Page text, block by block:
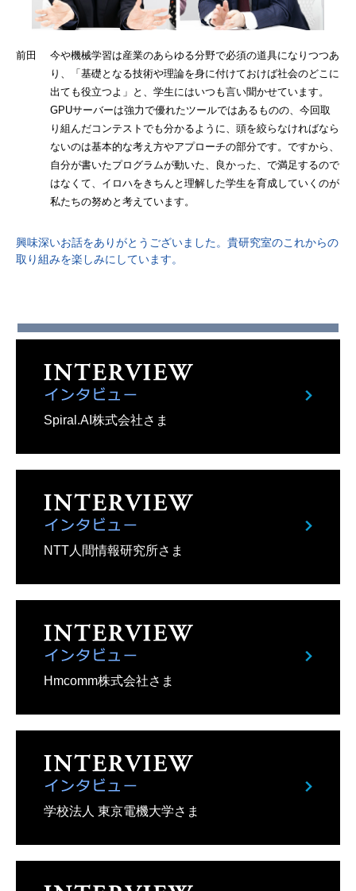
前田 今や機械学習は産業のあらゆる分野で必須の道具になりつつあ
り、「基礎となる技術や理論を身に付けておけば社会のどこに
出ても役立つよ」と、学生にはいつも言い聞かせています。
GPUサーバーは強力で優れたツールではあるものの、今回取
り組んだコンテストでも分かるように、頭を絞らなければなら
ないのは基本的な考え方やアプローチの部分です。ですから、
自分が書いたプログラムが動いた、良かった、で満足するので
はなくて、イロハをきちんと理解した学生を育成していくのが
私たちの努めと考えています。
興味深いお話をありがとうございました。貴研究室のこれからの
取り組みを楽しみにしています。
Spiral.AI株式会社さま
NTT人間情報研究所さま
Hmcomm株式会社さま
学校法人 東京電機大学さま